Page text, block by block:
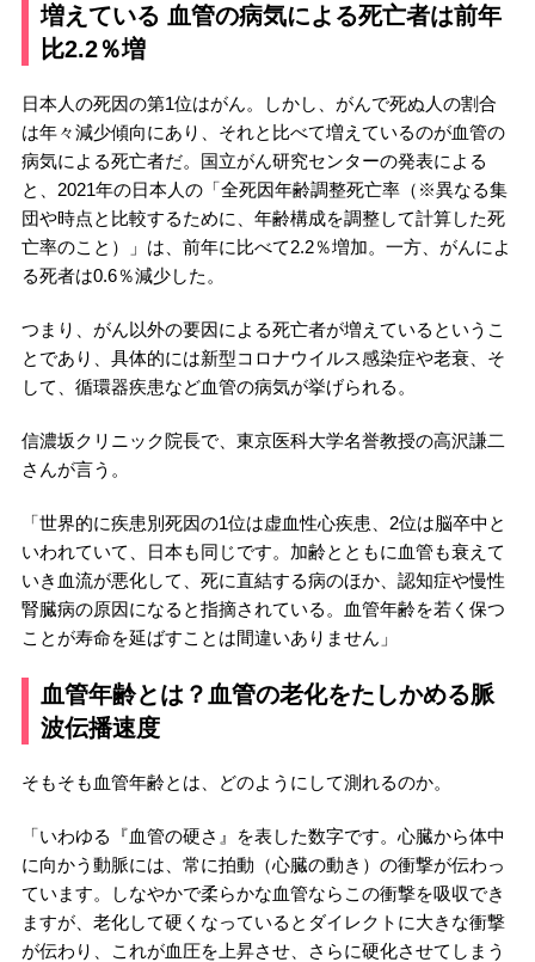
増えている 血管の病気による死亡者は前年
比2.2％増
日本人の死因の第1位はがん。しかし、がんで死ぬ人の割合
は年々減少傾向にあり、それと比べて増えているのが血管の
病気による死亡者だ。国立がん研究センターの発表による
と、2021年の日本人の「全死因年齢調整死亡率（※異なる集
団や時点と比較するために、年齢構成を調整して計算した死
亡率のこと）」は、前年に比べて2.2％増加。一方、がんによ
る死者は0.6％減少した。
つまり、がん以外の要因による死亡者が増えているというこ
とであり、具体的には新型コロナウイルス感染症や老衰、そ
して、循環器疾患など血管の病気が挙げられる。
信濃坂クリニック院長で、東京医科大学名誉教授の高沢謙二
さんが言う。
「世界的に疾患別死因の1位は虚血性心疾患、2位は脳卒中と
いわれていて、日本も同じです。加齢とともに血管も衰えて
いき血流が悪化して、死に直結する病のほか、認知症や慢性
腎臓病の原因になると指摘されている。血管年齢を若く保つ
ことが寿命を延ばすことは間違いありません」
血管年齢とは？血管の老化をたしかめる脈
波伝播速度
そもそも血管年齢とは、どのようにして測れるのか。
「いわゆる『血管の硬さ』を表した数字です。心臓から体中
に向かう動脈には、常に拍動（心臓の動き）の衝撃が伝わっ
ています。しなやかで柔らかな血管ならこの衝撃を吸収でき
ますが、老化して硬くなっているとダイレクトに大きな衝撃
が伝わり、これが血圧を上昇させ、さらに硬化させてしまう